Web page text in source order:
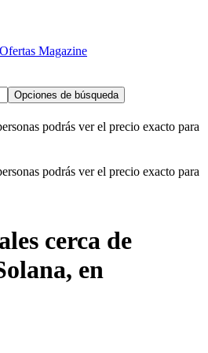
Ofertas Magazine
Opciones de búsqueda
podrás ver el precio exacto para
podrás ver el precio exacto para
cerca de
en